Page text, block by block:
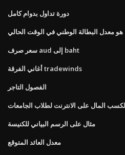
دورة تداول بدوام كامل
هو معدل البطالة الوطني في الوقت الحالي
سعر صرف aud إلى baht
أغاني الفرقة tradewinds
الفصول التاجر
المال على الانترنت لطلاب الجامعات
مثال على الرسم البياني للكنيسة
معدل العائد المتوقع